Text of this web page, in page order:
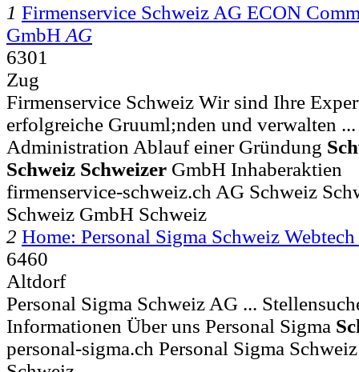
1 Firmenservice Schweiz AG ECON
GmbH AG
6301
Zug
Firmenservice Schweiz Wir sind Ihre
erfolgreiche Gruuml;nden und verwalten
Administration Ablauf einer Gründung
Schweiz Schweizer GmbH Inhaberaktien
firmenservice-schweiz.ch AG Schweiz
Schweiz GmbH Schweiz
2 Home: Personal Sigma Schweiz
6460
Altdorf
Personal Sigma Schweiz AG ...
Informationen Über uns Personal Sigma
personal-sigma.ch Personal Sigma